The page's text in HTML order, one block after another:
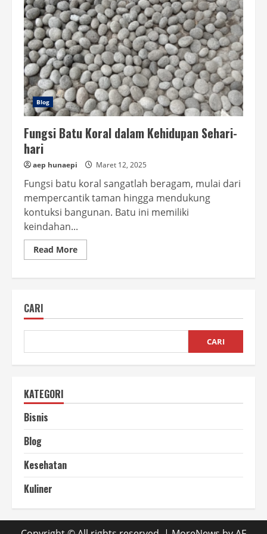
Blog
Fungsi Batu Koral dalam Kehidupan Sehari-
hari
aep hunaepi Maret 12, 2025
Fungsi batu koral sangatlah beragam, mulai dari
mempercantik taman hingga mendukung
kontuksi bangunan. Batu ini memiliki
keindahan...
Read MoreRead
more
Sehari-
CARI
CARI
KATEGORI
Bisnis
Blog
Kesehatan
Kuliner